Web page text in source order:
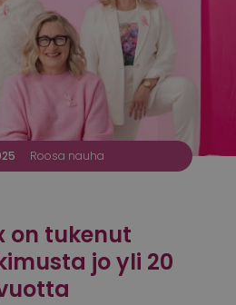
Roosa nauha
on tukenut
jo yli 20